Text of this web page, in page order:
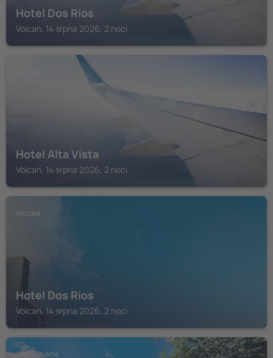
Hotel Dos Rios
Volcan, 14 srpna 2026, 2 noci
Hotel Alta Vista
Volcan, 14 srpna 2026, 2 noci
VOLCAN
Hotel Dos Rios
Volcan, 14 srpna 2026, 2 noci
CERRO PUNTA